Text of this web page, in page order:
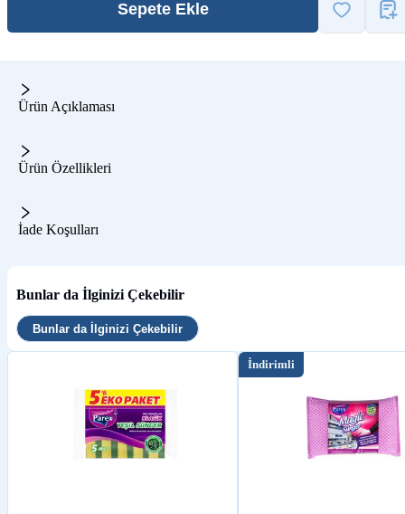
Sepete Ekle
Ürün Açıklaması
Ürün Özellikleri
İade Koşulları
Bunlar da İlginizi Çekebilir
Bunlar da İlginizi Çekebilir
İndirimli